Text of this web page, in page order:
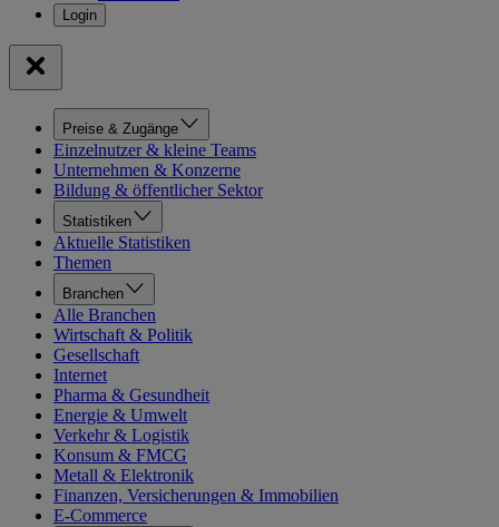
Preise & Zugänge
Einzelnutzer & kleine Teams
Unternehmen & Konzerne
Bildung & öffentlicher Sektor
Statistiken
Aktuelle Statistiken
Themen
Branchen
Alle Branchen
Wirtschaft & Politik
Gesellschaft
Internet
Pharma & Gesundheit
Energie & Umwelt
Verkehr & Logistik
Konsum & FMCG
Metall & Elektronik
Finanzen, Versicherungen & Immobilien
E-Commerce